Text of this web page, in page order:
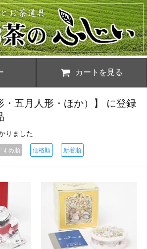
カートを見る
・五月人形・ほか）】 に登録
りました
すめ順 価格順 新着順